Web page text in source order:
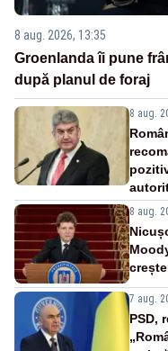
8 aug. 2026, 13:35
Groenlanda îi pune
după planul de foraj
8 aug.
8 aug.
7 aug.
PSD,